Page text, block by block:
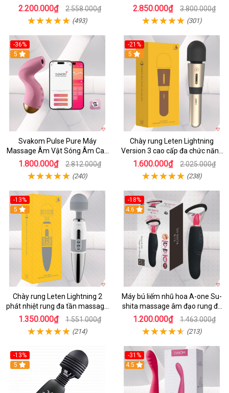
2.200.000₫ 2.558.000₫
(493)
tiện lợi
2.850.000₫ 3.800.000₫
(301)
-36%
5
Svakom Pulse Pure Máy
Massage Âm Vật Sóng Âm Cao
Cấp Điều Khiển App Đỉnh
1.800.000₫ 2.812.000₫
(240)
-21%
5
Chày rung Leten Lightning
Version 3 cao cấp đa chức năng
kích thích
1.600.000₫ 2.025.000₫
(238)
-13%
5
Chày rung Leten Lightning 2
phát nhiệt rung đa tần massage
toàn thân kích thích
1.350.000₫ 1.551.000₫
(214)
-18%
4.6
Máy bú liếm nhũ hoa A-one Su-
shita massage âm đạo rung đa
chế độ
1.200.000₫ 1.463.000₫
(213)
-13%
5
-31%
4.5